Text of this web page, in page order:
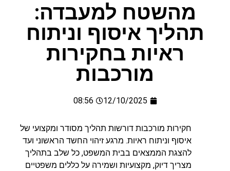
מהשטח למעבדה:
תהליך איסוף וניתוח
ראיות בחקירות
מורכבות
12/10/2025
08:56
חקירות מורכבות דורשות תהליך מסודר ומקצועי של
איסוף וניתוח ראיות. מרגע זיהוי החשד הראשוני ועד
להצגת הממצאים בבית המשפט, כל שלב בתהליך
מצריך דיוק, מקצועיות ושמירה על כללים משפטיים